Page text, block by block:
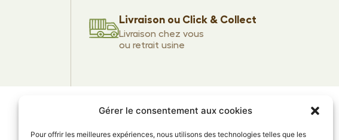
Gérer le consentement aux cookies
Pour offrir les meilleures expériences, nous utilisons des technologies telles que les
Livraison ou Click & Collect
Livraison chez vous
ou retrait usine